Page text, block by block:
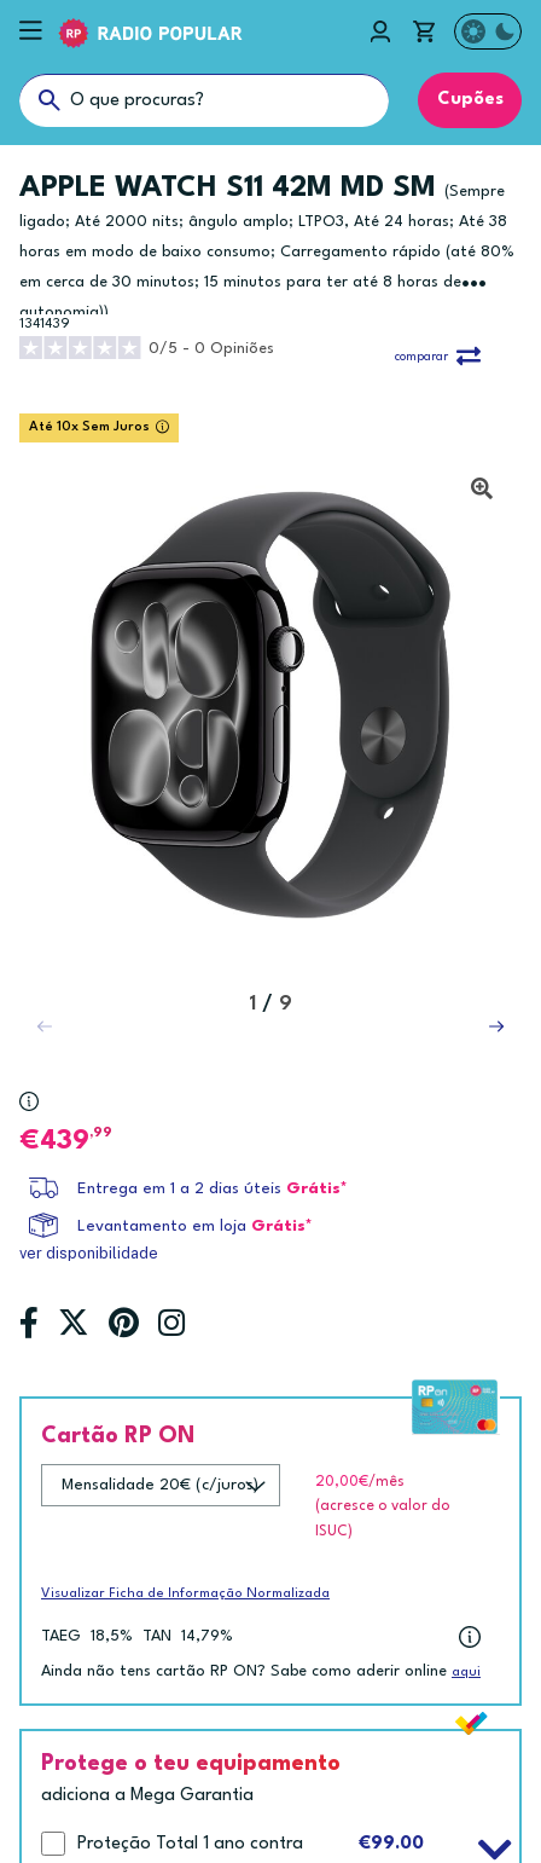
Cupões
APPLE WATCH S11 42M MD SM
(Sempre
ligado; Até 2000 nits; ângulo amplo; LTPO3, Até 24 horas; Até 38
horas em modo de baixo consumo; Carregamento rápido (até 80%
em cerca de 30 minutos; 15 minutos para ter até 8 horas de
autonomia))
1341439
0/5 - 0 Opiniões
comparar
Até 10x Sem Juros
1 / 9
439,99
Entrega em 1 a 2 dias úteis Grátis*
Levantamento em loja Grátis*
ver disponibilidade
Cartão RP ON
20,00€/mês
(acresce o valor do
ISUC)
Visualizar Ficha de Informação Normalizada
TAEG 18,5% TAN 14,79%
Ainda não tens cartão RP ON? Sabe como aderir online aqui
Protege o teu equipamento
adiciona a Mega Garantia
Proteção Total 1 ano contra
€99.00